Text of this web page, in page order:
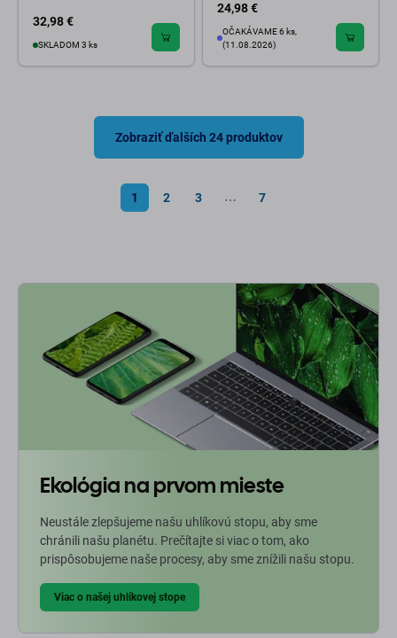
32,98 €
SKLADOM 3 ks
24,98 €
OČAKÁVAME 6 ks,
(11.08.2026)
Zobraziť ďalších 24 produktov
1 2 3 ⋯ 7
Ekológia na prvom mieste
Neustále zlepšujeme našu uhlíkovú stopu, aby sme
chránili našu planétu. Prečítajte si viac o tom, ako
prispôsobujeme naše procesy, aby sme znížili našu stopu.
Viac o našej uhlíkovej stope